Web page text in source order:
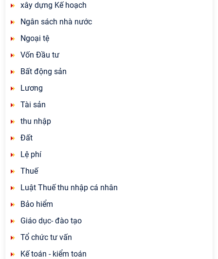
xây dựng Kế hoạch
Ngân sách nhà nước
Ngoại tệ
Vốn Đầu tư
Bất động sản
Lương
Tài sản
thu nhập
Đất
Lệ phí
Thuế
Luật Thuế thu nhập cá nhân
Bảo hiểm
Giáo dục- đào tạo
Tổ chức tư vấn
Kế toán - kiểm toán